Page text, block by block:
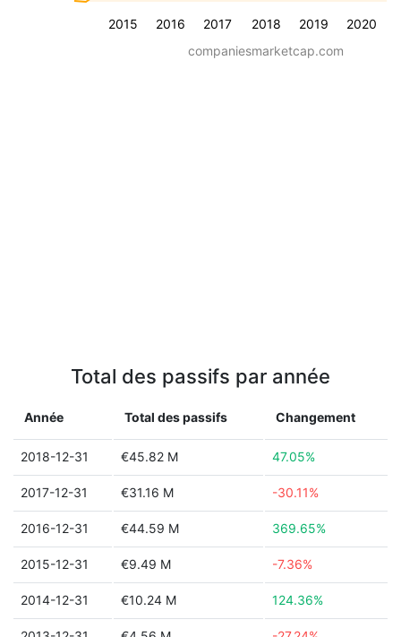
2015 2016 2017 2018 2019 2020
companiesmarketcap.com
Total des passifs par année
Année Total des passifs Changement
2018-12-31 €45.82 M 47.05%
2017-12-31 €31.16 M -30.11%
2016-12-31 €44.59 M 369.65%
2015-12-31 €9.49 M -7.36%
2014-12-31 €10.24 M 124.36%